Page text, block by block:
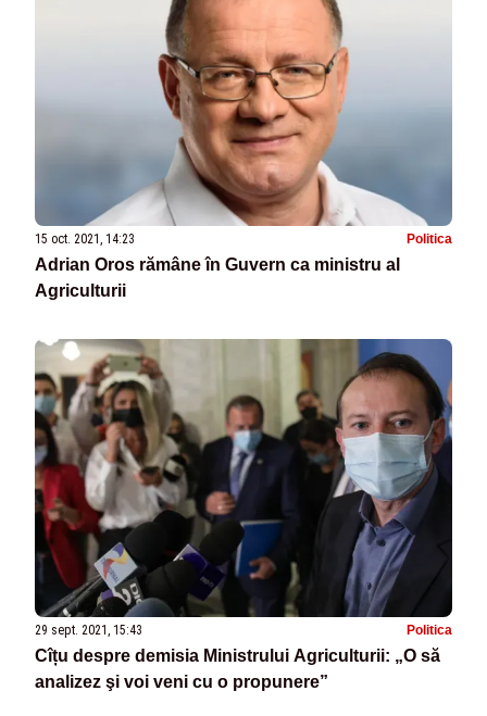
15 oct. 2021, 14:23 Politica
Adrian Oros rămâne în Guvern ca ministru al
Agriculturii
29 sept. 2021, 15:43 Politica
Cîțu despre demisia Ministrului Agriculturii: „O să
analizez şi voi veni cu o propunere”